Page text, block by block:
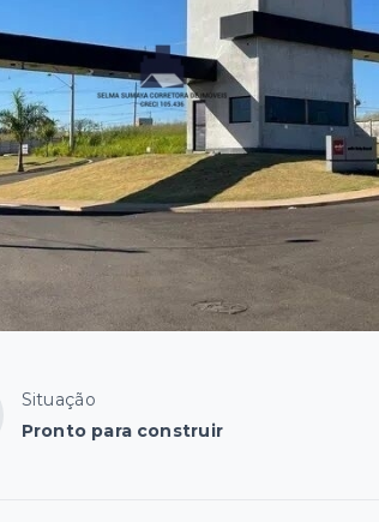
Situação
Pronto para construir